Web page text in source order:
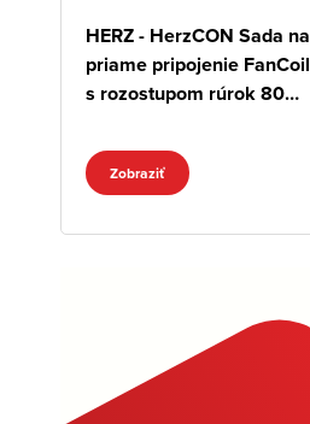
HERZ - HerzCON Sada na
priame pripojenie FanCoil
s rozostupom rúrok 80
Zobraziť